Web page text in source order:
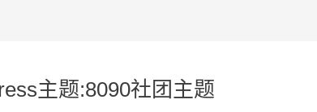
主题:8090社团主题